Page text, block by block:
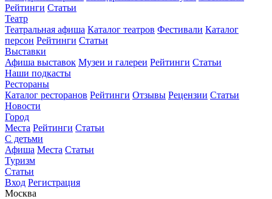
Рейтинги Статьи
Театр
Театральная афиша Каталог театров Фестивали Каталог
персон Рейтинги Статьи
Выставки
Афиша выставок Музеи и галереи Рейтинги Статьи
Наши подкасты
Рестораны
Каталог ресторанов Рейтинги Отзывы Рецензии Статьи
Новости
Город
Места Рейтинги Статьи
С детьми
Афиша Места Статьи
Туризм
Статьи
Вход Регистрация
Москва